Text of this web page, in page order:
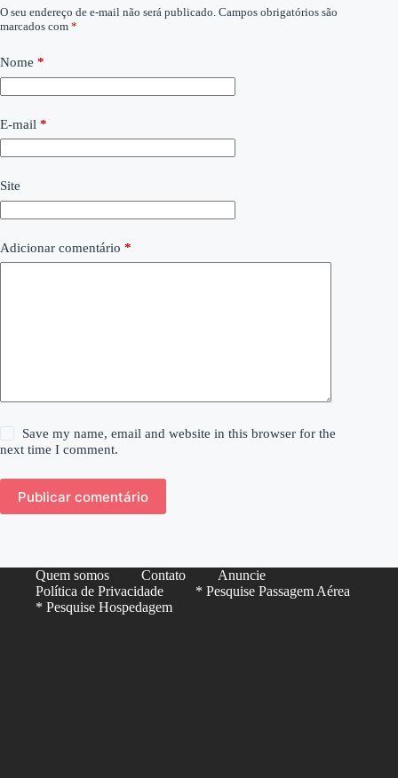
O seu endereço de e-mail não será publicado. Campos obrigatórios são
marcados com *
Nome *
E-mail *
Site
Adicionar comentário *
Save my name, email and website in this browser for the
next time I comment.
Publicar comentário
Quem somos Contato
Anuncie
Política de Privacidade
* Pesquise Passagem Aérea
* Pesquise Hospedagem